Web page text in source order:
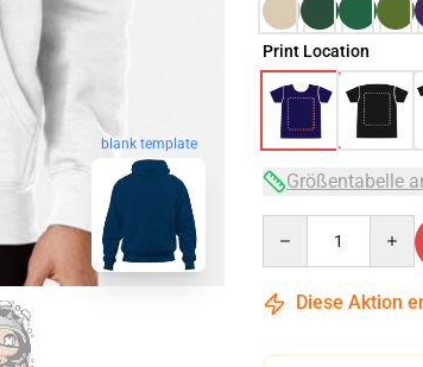
blank template
Print Location
Größentabelle
Diese Aktion